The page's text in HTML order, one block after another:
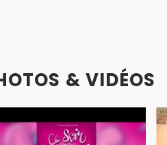
& VIDÉOS